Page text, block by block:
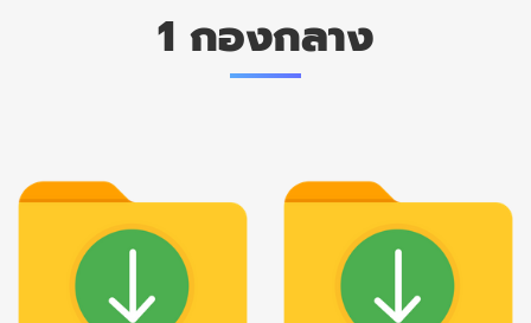
1 กองกลาง